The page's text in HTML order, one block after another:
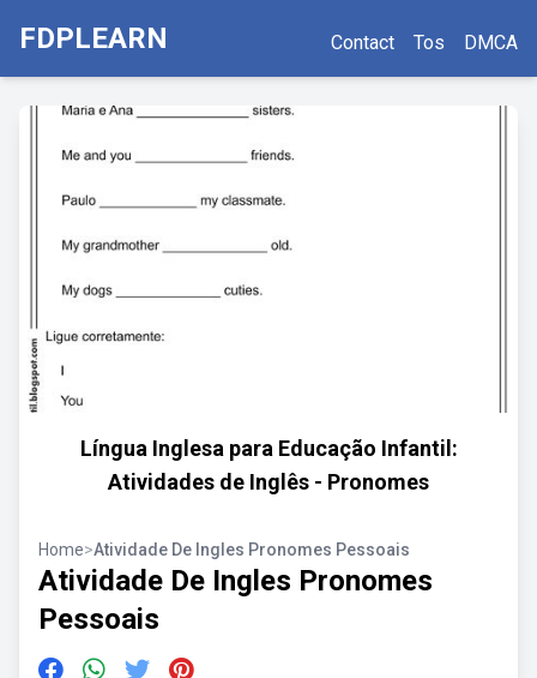
FDPLEARN Contact Tos DMCA
Língua Inglesa para Educação Infantil:
Atividades de Inglês - Pronomes
Home>Atividade De Ingles Pronomes Pessoais
Atividade De Ingles Pronomes
Pessoais